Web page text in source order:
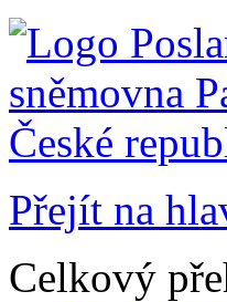
Přejít na
Celkový